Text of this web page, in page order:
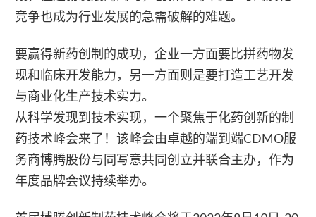
竞争也成为行业发展的急需破解的难题。
要赢得新药创制的成功，企业一方面要比拼药物发
现和临床开发能力，另一方面则是要打造工艺开发
与商业化生产技术实力。
从科学发现到技术实现，一个聚焦于化药创新的制
药技术峰会来了！该峰会由卓越的端到端CDMO服
务商博腾股份与同写意共同创立并联合主办，作为
年度品牌会议持续举办。